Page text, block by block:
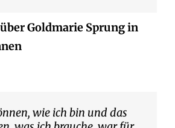
Goldmarie Sprung in
wie ich bin und das